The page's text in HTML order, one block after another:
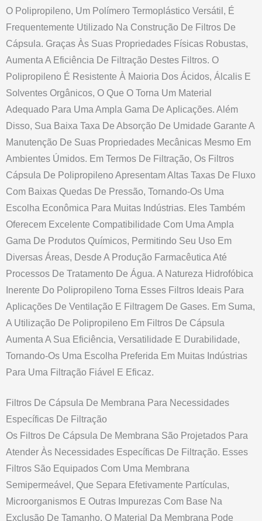
O Polipropileno, Um Polímero Termoplástico Versátil, É
Frequentemente Utilizado Na Construção De Filtros De
Cápsula. Graças Às Suas Propriedades Físicas Robustas,
Aumenta A Eficiência De Filtração Destes Filtros. O
Polipropileno É Resistente À Maioria Dos Ácidos, Álcalis E
Solventes Orgânicos, O Que O Torna Um Material
Adequado Para Uma Ampla Gama De Aplicações. Além
Disso, Sua Baixa Taxa De Absorção De Umidade Garante A
Manutenção De Suas Propriedades Mecânicas Mesmo Em
Ambientes Úmidos. Em Termos De Filtração, Os Filtros
Cápsula De Polipropileno Apresentam Altas Taxas De Fluxo
Com Baixas Quedas De Pressão, Tornando-Os Uma
Escolha Econômica Para Muitas Indústrias. Eles Também
Oferecem Excelente Compatibilidade Com Uma Ampla
Gama De Produtos Químicos, Permitindo Seu Uso Em
Diversas Áreas, Desde A Produção Farmacêutica Até
Processos De Tratamento De Água. A Natureza Hidrofóbica
Inerente Do Polipropileno Torna Esses Filtros Ideais Para
Aplicações De Ventilação E Filtragem De Gases. Em Suma,
A Utilização De Polipropileno Em Filtros De Cápsula
Aumenta A Sua Eficiência, Versatilidade E Durabilidade,
Tornando-Os Uma Escolha Preferida Em Muitas Indústrias
Para Uma Filtração Fiável E Eficaz.
Filtros De Cápsula De Membrana Para Necessidades
Específicas De Filtração
Os Filtros De Cápsula De Membrana São Projetados Para
Atender Às Necessidades Específicas De Filtração. Esses
Filtros São Equipados Com Uma Membrana
Semipermeável, Que Separa Efetivamente Partículas,
Microorganismos E Outras Impurezas Com Base Na
Exclusão De Tamanho. O Material Da Membrana Pode